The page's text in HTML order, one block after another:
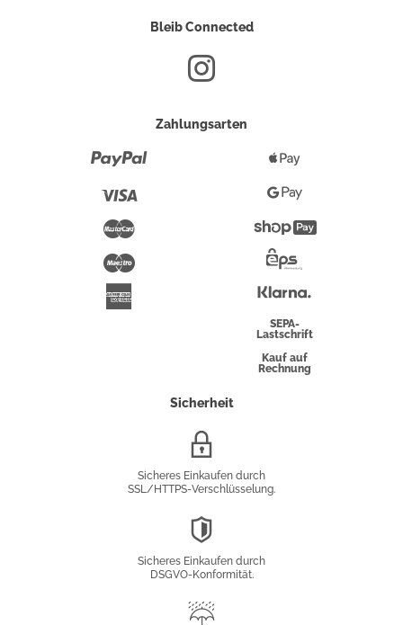
Bleib Connected
Zahlungsarten
Maestro
Pay
Google
PayShopify
Überweisung
SEPA-
Lastschrift
Kauf auf
Rechnung
Sicherheit
Sicheres Einkaufen durch
SSL/HTTPS-Verschlüsselung.
Sicheres Einkaufen durch
DSGVO-Konformität.